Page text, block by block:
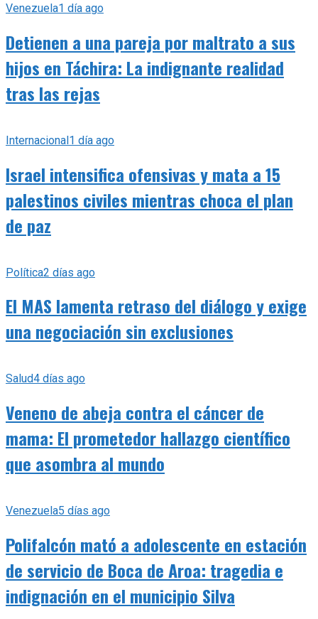
Venezuela1 día ago
Detienen a una pareja por maltrato a sus
hijos en Táchira: La indignante realidad
tras las rejas
Internacional1 día ago
Israel intensifica ofensivas y mata a 15
palestinos civiles mientras choca el plan
de paz
Política2 días ago
El MAS lamenta retraso del diálogo y exige
una negociación sin exclusiones
Salud4 días ago
Veneno de abeja contra el cáncer de
mama: El prometedor hallazgo científico
que asombra al mundo
Venezuela5 días ago
Polifalcón mató a adolescente en estación
de servicio de Boca de Aroa: tragedia e
indignación en el municipio Silva